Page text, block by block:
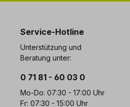
Service-Hotline
Unterstützung und
Beratung unter:
0 71 81 - 60 03 0
Mo-Do: 07:30 - 17:00 Uhr
Fr: 07:30 - 15:00 Uhr